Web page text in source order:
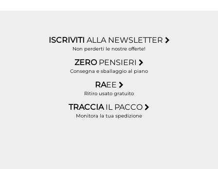
ISCRIVITI ALLA NEWSLETTER
Non perderti le nostre offerte!
ZERO PENSIERI
Consegna e sballaggio al piano
RAEE
Ritiro usato gratuito
TRACCIA IL PACCO
Monitora la tua spedizione